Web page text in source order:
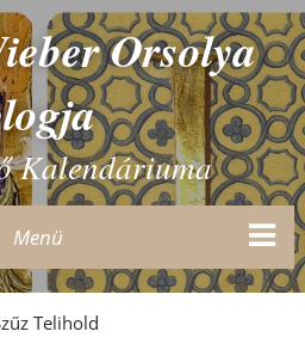
Orsolya
Kalendáriuma
Menü
Telihold